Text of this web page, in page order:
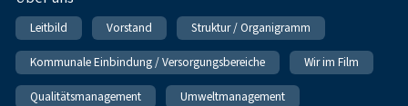
Leitbild Vorstand Struktur / Organigramm
Kommunale Einbindung / Versorgungsbereiche Wir im Film
Qualitätsmanagement Umweltmanagement